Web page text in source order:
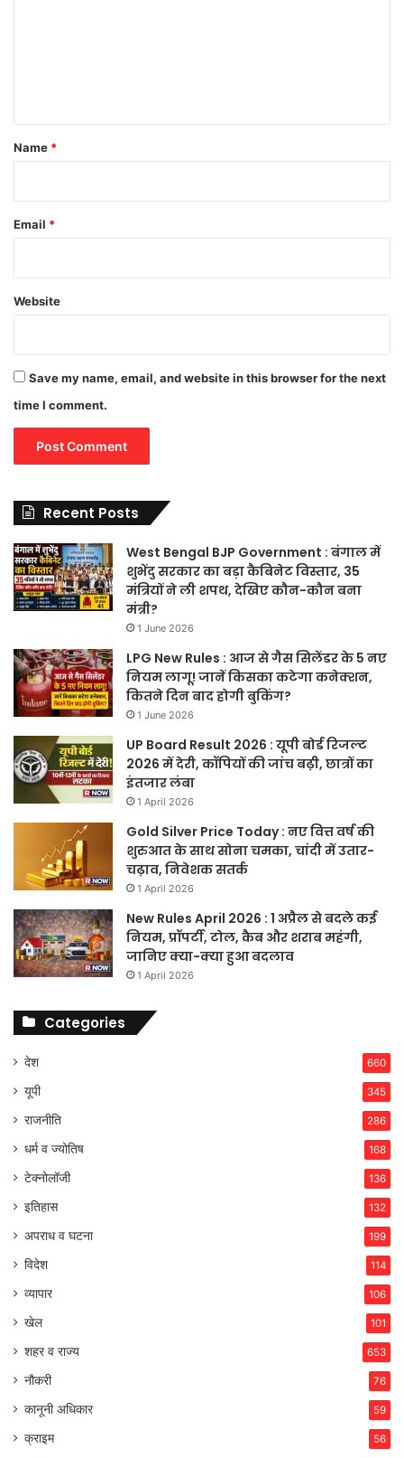
*
Name *
Email *
Website
Save my name, email, and website in this browser for the next
time I comment.
Recent Posts
West Bengal BJP Government : बंगाल में
शुभेंदु सरकार का बड़ा कैबिनेट विस्तार, 35
मंत्रियों ने ली शपथ, देखिए कौन-कौन बना
मंत्री?
1 June 2026
LPG New Rules : आज से गैस सिलेंडर के 5 नए
नियम लागू! जानें किसका कटेगा कनेक्शन,
कितने दिन बाद होगी बुकिंग?
1 June 2026
UP Board Result 2026 : यूपी बोर्ड रिजल्ट
2026 में देरी, कॉपियों की जांच बढ़ी, छात्रों का
इंतजार लंबा
1 April 2026
Gold Silver Price Today : नए वित्त वर्ष की
शुरुआत के साथ सोना चमका, चांदी में उतार-
चढ़ाव, निवेशक सतर्क
1 April 2026
New Rules April 2026 : 1 अप्रैल से बदले कई
नियम, प्रॉपर्टी, टोल, कैब और शराब महंगी,
जानिए क्या-क्या हुआ बदलाव
1 April 2026
Categories
देश 660
यूपी 345
राजनीति 286
धर्म व ज्योतिष 168
टेक्नोलॉजी 136
इतिहास 132
अपराध व घटना 199
विदेश 114
व्यापार 106
खेल 101
शहर व राज्य 653
नौकरी 76
कानूनी अधिकार 59
क्राइम 56